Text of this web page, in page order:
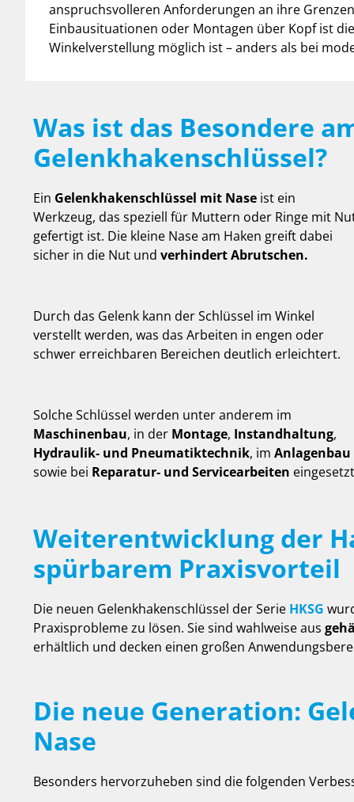
anspruchsvolleren Anforderungen an ihre
Einbausituationen oder Montagen über Kopf ist
Winkelverstellung möglich ist – anders als bei
Was ist das Besondere
Gelenkhakenschlüssel?
Ein Gelenkhakenschlüssel mit Nase ist ein
Werkzeug, das speziell für Muttern oder Ringe mit
gefertigt ist. Die kleine Nase am Haken greift dabei
sicher in die Nut und verhindert Abrutschen.
Durch das Gelenk kann der Schlüssel im Winkel
verstellt werden, was das Arbeiten in engen oder
schwer erreichbaren Bereichen deutlich erleichtert.
Solche Schlüssel werden unter anderem im
Maschinenbau, in der Montage, Instandhaltung,
Hydraulik- und Pneumatiktechnik, im Anlagenbau
sowie bei Reparatur- und Servicearbeiten
Weiterentwicklung der
spürbarem Praxisvorteil
Die neuen Gelenkhakenschlüssel der Serie HKSG
Praxisprobleme zu lösen. Sie sind wahlweise aus
erhältlich und decken einen großen
Die neue Generation:
Nase
Besonders hervorzuheben sind die folgenden